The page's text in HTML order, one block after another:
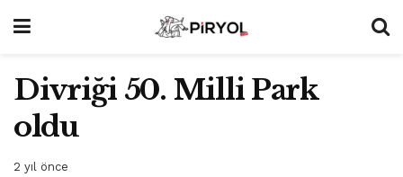
Divriği 50. Milli Park
oldu
2 yıl önce